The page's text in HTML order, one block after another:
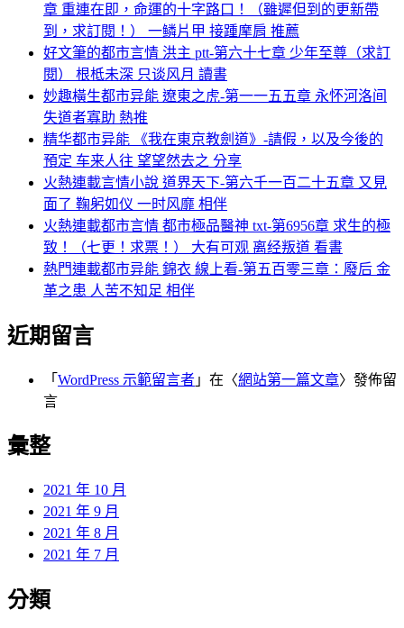
章 重連在即，命運的十字路口！（雖遲但到的更新帶
到，求訂閱！） 一鳞片甲 接踵摩肩 推薦
好文筆的都市言情 洪主 ptt-第六十七章 少年至尊（求訂
閱） 根柢未深 只谈风月 讀書
妙趣橫生都市异能 遼東之虎-第一一五五章 永怀河洛间
失道者寡助 熱推
精华都市异能 《我在東京教劍道》-請假，以及今後的
預定 车来人往 望望然去之 分享
火熱連載言情小說 道界天下-第六千一百二十五章 又見
面了 鞠躬如仪 一时风靡 相伴
火熱連載都市言情 都市極品醫神 txt-第6956章 求生的極
致！（七更！求票！） 大有可观 离经叛道 看書
熱門連載都市异能 錦衣 線上看-第五百零三章：廢后 金
革之患 人苦不知足 相伴
近期留言
「 WordPress 示範留言者 」在〈網站第一篇文章〉發佈留
言
彙整
2021 年 10 月
2021 年 9 月
2021 年 8 月
2021 年 7 月
分類